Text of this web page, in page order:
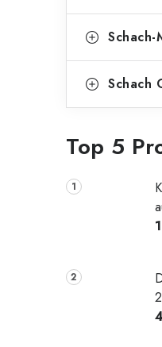
Schach-
Schach
Top 5